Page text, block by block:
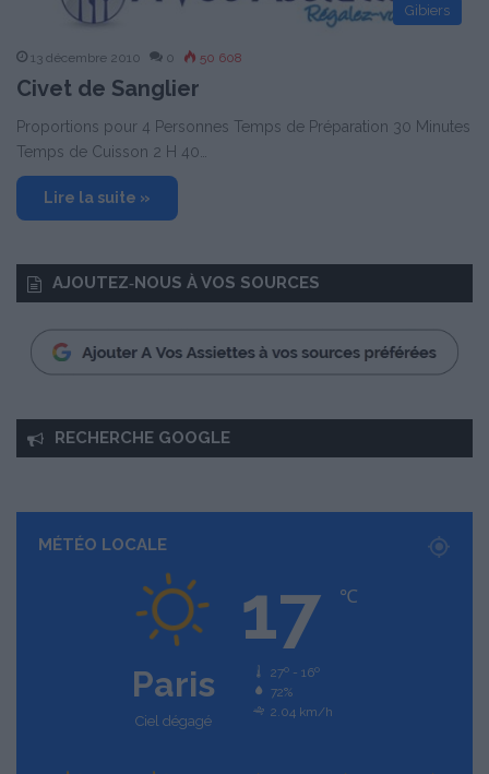
Gibiers
13 décembre 2010 0 50 608
Civet de Sanglier
Proportions pour 4 Personnes Temps de Préparation 30 Minutes
Temps de Cuisson 2 H 40…
Lire la suite »
AJOUTEZ‑NOUS À VOS SOURCES
RECHERCHE GOOGLE
MÉTÉO LOCALE
Paris
Ciel dégagé
17 ℃
27º - 16º
72%
2.04 km/h